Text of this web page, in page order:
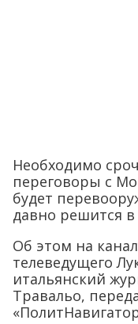
Необходимо
переговоры с
будет
давно решится в
Об этом на
телеведущего
итальянский
Травальо,